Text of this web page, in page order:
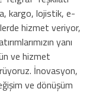
kargo, lojistik, e-
hizmet veriyor,
yanı
ve hizmet
İnovasyon,
ve dönüşüm